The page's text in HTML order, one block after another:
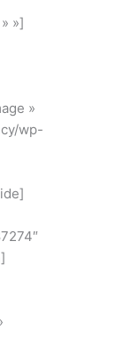
»]
»
wp-